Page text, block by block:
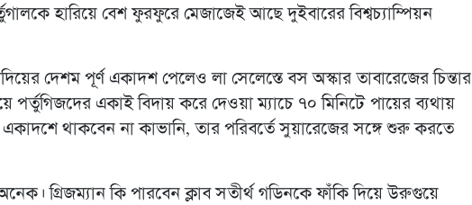
হারিয়ে বেশ ফুরফুরে মেজাজেই আছে দুইবারের বিশ্বচ্যাম্পিয়ন
দেশম পূর্ণ একাদশ পেলেও লা সেলেস্তে বস অস্কার তাবারেজের চিন্তার
পর্তুগিজদের একাই বিদায় করে দেওয়া ম্যাচে ৭০ মিনিটে পায়ের ব্যথায়
থাকবেন না কাভানি, তার পরিবর্তে সুয়ারেজের সঙ্গে শুরু করতে
গ্রিজম্যান কি পারবেন ক্লাব সতীর্থ গডিনকে ফাঁকি দিয়ে উরুগুয়ে